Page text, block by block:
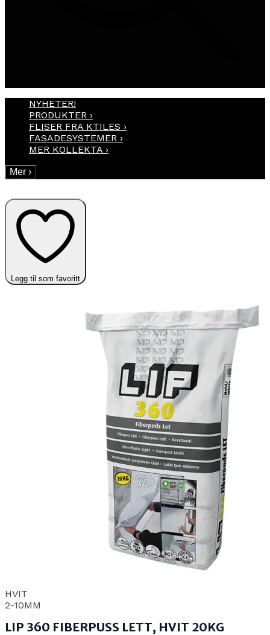
NYHETER!
PRODUKTER ›
FLISER FRA KTILES ›
FASADESYSTEMER ›
MER KOLLEKTA ›
Mer ›
Legg til som favoritt
HVIT
2-10MM
LIP 360 FIBERPUSS LETT, HVIT 20KG